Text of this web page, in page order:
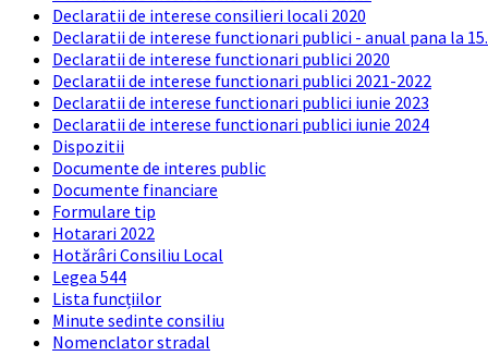
Declaratii de interese consilieri locali 2020
Declaratii de interese functionari publici - anual pana la
Declaratii de interese functionari publici 2020
Declaratii de interese functionari publici 2021-2022
Declaratii de interese functionari publici iunie 2023
Declaratii de interese functionari publici iunie 2024
Dispozitii
Documente de interes public
Documente financiare
Formulare tip
Hotarari 2022
Hotărâri Consiliu Local
Legea 544
Lista funcțiilor
Minute sedinte consiliu
Nomenclator stradal